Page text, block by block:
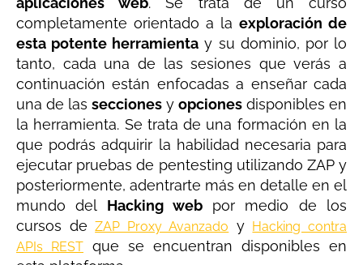
completamente orientado a la exploración de
esta potente herramienta y su dominio, por lo
tanto, cada una de las sesiones que verás a
continuación están enfocadas a enseñar cada
una de las secciones y opciones disponibles en
la herramienta. Se trata de una formación en la
que podrás adquirir la habilidad necesaria para
ejecutar pruebas de pentesting utilizando ZAP y
posteriormente, adentrarte más en detalle en el
mundo del Hacking webpor medio de los
cursos deZAP Proxy Avanzado y Hacking contra
APIs REST que se encuentran disponibles en